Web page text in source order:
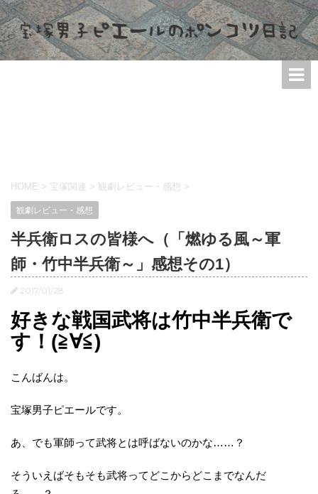
HOME > 宝塚関連 > 観劇レビュー・感想 >
観劇レビュー・感想
半兵衛ロスの皆様へ（「燃ゆる風～軍
師・竹中半兵衛～」感想その1）
2017/01/28
好きな戦国武将は竹中半兵衛で
す！(≧∀≦)
こんばんは。
宝塚男子ピエールです。
あ、でも軍師って武将とは呼ばないのかな……？
そういえばそもそも武将ってどこからどこまでなんだ